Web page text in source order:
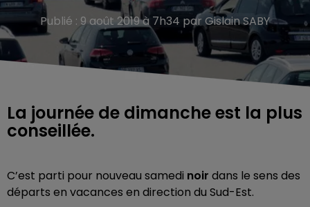
Publié : 9 août 2019 à 7h34 par Gislain SABY
La journée de dimanche est la plus
conseillée.
C’est parti pour nouveau samedi noir dans le sens des
départs en vacances en direction du Sud-Est.